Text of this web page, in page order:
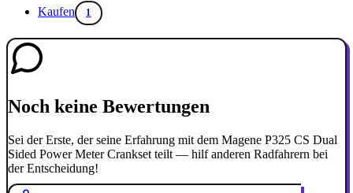
Kaufen 1
Noch keine Bewertungen
Sei der Erste, der seine Erfahrung mit dem Magene P325 CS Dual
Sided Power Meter Crankset teilt — hilf anderen Radfahrern bei
der Entscheidung!